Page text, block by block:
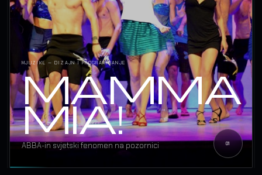
MJUZIKL — DIZAJN I PROGRAMIRANJE
MAMMA
MIA!
ABBA-in svjetski fenomen na pozornici